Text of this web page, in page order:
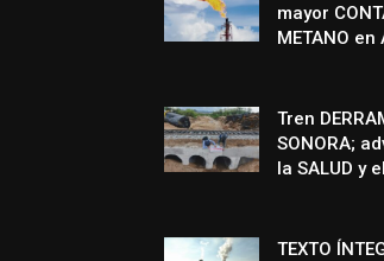
mayor
METANO en
Tren
SONORA;
la SALUD y
TEXTO